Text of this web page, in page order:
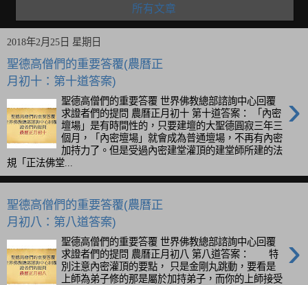
所有文章
2018年2月25日 星期日
聖德高僧們的重要答覆(農曆正
月初十：第十道答案)
›
聖德高僧們的重要答覆 世界佛教總部諮詢中心回覆
求證者們的提問 農曆正月初十 第十道答案： 「內密
壇場」是有時間性的，只要建壇的大聖德圓寂三年三
個月，「內密壇場」就會成為普通壇場，不再有內密
加持力了。但是受過內密建堂灌頂的建堂師所建的法
規「正法佛堂...
聖德高僧們的重要答覆(農曆正
月初八：第八道答案)
›
聖德高僧們的重要答覆 世界佛教總部諮詢中心回覆
求證者們的提問 農曆正月初八 第八道答案： 特
別注意內密灌頂的要點， 只是金剛丸跳動，要看是
上師為弟子修的那是屬於加持弟子，而你的上師接受